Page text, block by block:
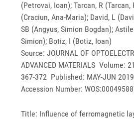
(Petrovai, Ioan); Tarcan, R (Tarcan,
(Craciun, Ana-Maria); David, L
SB (Angyus, Simion Bogdan);
Simion); Botiz, I (Botiz, Ioan)
Source: JOURNAL OF
ADVANCED MATERIALS Volume:
367-372 Published: MAY-JUN 2019
Accession Number:
Title: Influence of ferromagnetic